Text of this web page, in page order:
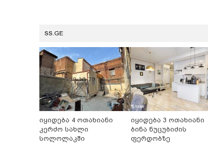
SS.GE
იყიდება 4 ოთახიანი
კერძო სახლი
სოლოლაკში
იყიდება 3 ოთახიანი
ბინა ნუცუბიძის
ფერდობზე